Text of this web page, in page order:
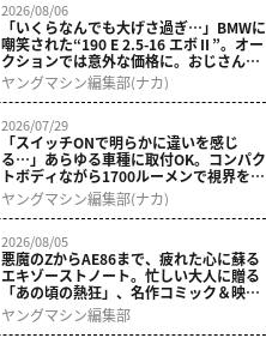
2026/08/06
「いくらなんでも大げさ過ぎ…」BMWに
嘲笑された“190 E 2.5-16 エボⅡ”。オー
クションでは意外な価格に。おじさん達
が少年だった頃の憧れのクルマを深堀り
（3ページ目）
ヤングマシン編集部(ナカ)
2026/07/29
「スイッチONで明らかに違いを感じ
る…」あらゆる車種に取付OK。コンパク
トボディながら1700ルーメンで視界を確
保する［デイトナ・LEDフォグランプユ
ニット プレシャスレイ スモール］（3ペ
ヤングマシン編集部(ナカ)
2026/08/05
悪魔のZからAE86まで、疲れた心に蘇る
エキゾーストノート。忙しい大人に贈る
「あの頃の熱狂」、名作コミック＆映画
の愛機たちが東京駅地下に期間限定で集
結！（3ページ目）
ヤングマシン編集部